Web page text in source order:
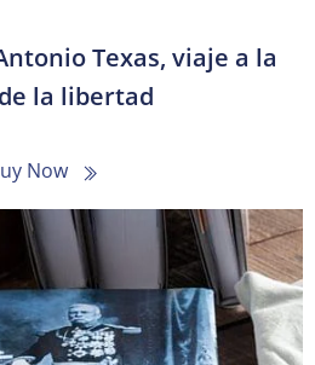
Texas, viaje a la
la libertad
Now